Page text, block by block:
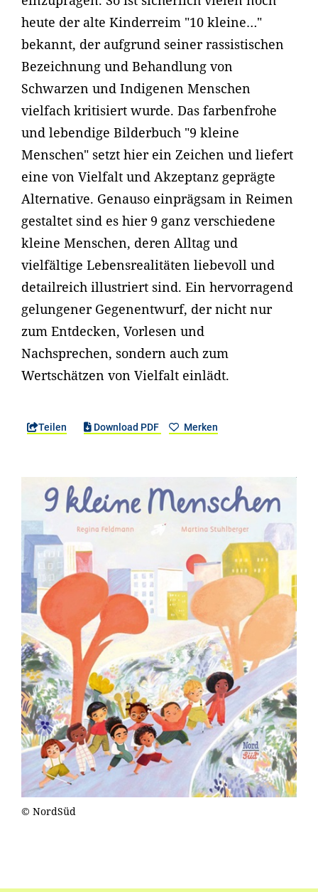
heute der alte Kinderreim "10 kleine…"
bekannt, der aufgrund seiner rassistischen
Bezeichnung und Behandlung von
Schwarzen und Indigenen Menschen
vielfach kritisiert wurde. Das farbenfrohe
und lebendige Bilderbuch "9 kleine
Menschen" setzt hier ein Zeichen und liefert
eine von Vielfalt und Akzeptanz geprägte
Alternative. Genauso einprägsam in Reimen
gestaltet sind es hier 9 ganz verschiedene
kleine Menschen, deren Alltag und
vielfältige Lebensrealitäten liebevoll und
detailreich illustriert sind. Ein hervorragend
gelungener Gegenentwurf, der nicht nur
zum Entdecken, Vorlesen und
Nachsprechen, sondern auch zum
Wertschätzen von Vielfalt einlädt.
Teilen Download PDF Merken
© NordSüd